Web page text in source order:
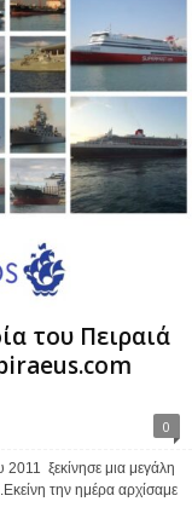
του Πειραιά
0
ξεκίνησε μια μεγάλη
την ημέρα αρχίσαμε